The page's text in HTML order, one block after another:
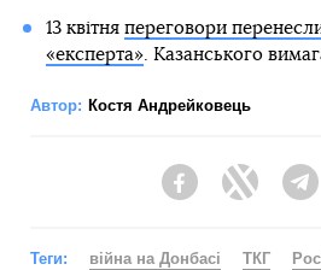
13 квітня переговори
«експерта». Казанського
Автор: Костя Андрейковець
FacebookTwitter
Теги: війна на Донбасі ТКГ